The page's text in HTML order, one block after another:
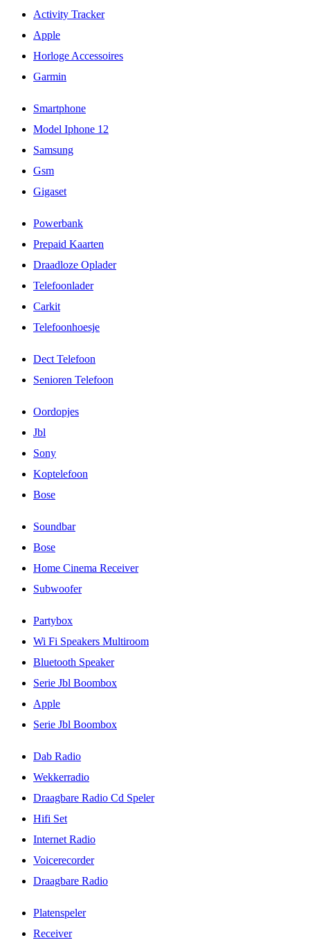
Activity Tracker
Apple
Horloge Accessoires
Garmin
Smartphone
Model Iphone 12
Samsung
Gsm
Gigaset
Powerbank
Prepaid Kaarten
Draadloze Oplader
Telefoonlader
Carkit
Telefoonhoesje
Dect Telefoon
Senioren Telefoon
Oordopjes
Jbl
Sony
Koptelefoon
Bose
Soundbar
Bose
Home Cinema Receiver
Subwoofer
Partybox
Wi Fi Speakers Multiroom
Bluetooth Speaker
Serie Jbl Boombox
Apple
Serie Jbl Boombox
Dab Radio
Wekkerradio
Draagbare Radio Cd Speler
Hifi Set
Internet Radio
Voicerecorder
Draagbare Radio
Platenspeler
Receiver